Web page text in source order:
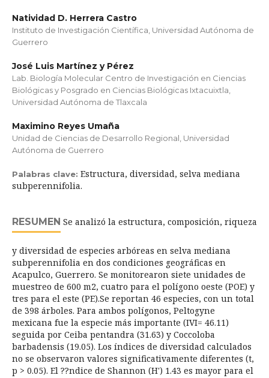
Natividad D. Herrera Castro
Instituto de Investigación Científica, Universidad Autónoma de
Guerrero
José Luis Martínez y Pérez
Lab. Biología Molecular Centro de Investigación en Ciencias
Biológicas y Posgrado en Ciencias Biológicas Ixtacuixtla,
Universidad Autónoma de Tlaxcala
Maximino Reyes Umaña
Unidad de Ciencias de Desarrollo Regional, Universidad
Autónoma de Guerrero
Palabras clave: Estructura, diversidad, selva mediana
subperennifolia.
RESUMEN Se analizó la estructura, composición, riqueza
y diversidad de especies arbóreas en selva mediana
subperennifolia en dos condiciones geográficas en
Acapulco, Guerrero. Se monitorearon siete unidades de
muestreo de 600 m2, cuatro para el polígono oeste (POE) y
tres para el este (PE).Se reportan 46 especies, con un total
de 398 árboles. Para ambos polígonos, Peltogyne
mexicana fue la especie más importante (IVI= 46.11)
seguida por Ceiba pentandra (31.63) y Coccoloba
barbadensis (19.05). Los índices de diversidad calculados
no se observaron valores significativamente diferentes (t,
p > 0.05). El ??ndice de Shannon (H') 1.43 es mayor para el